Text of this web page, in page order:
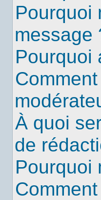
Pourquoi
message
Pourquoi
À quoi
de
Pourquoi